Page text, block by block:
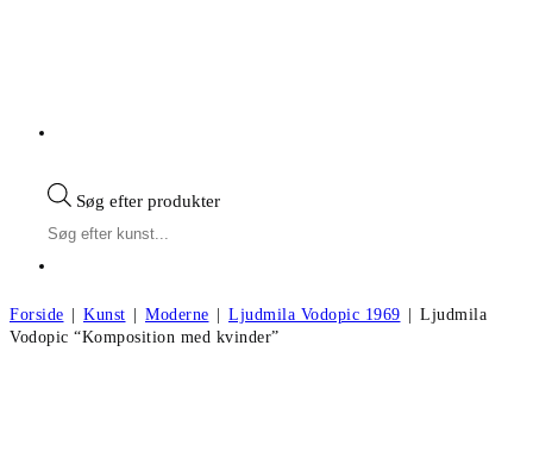
Søg efter produkter
Forside | Kunst | Moderne | Ljudmila Vodopic 1969 | Ljudmila
Vodopic “Komposition med kvinder”